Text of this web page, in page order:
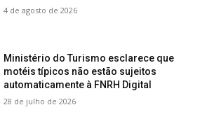
4 de agosto de 2026
Ministério do Turismo esclarece que
motéis típicos não estão sujeitos
automaticamente à FNRH Digital
28 de julho de 2026